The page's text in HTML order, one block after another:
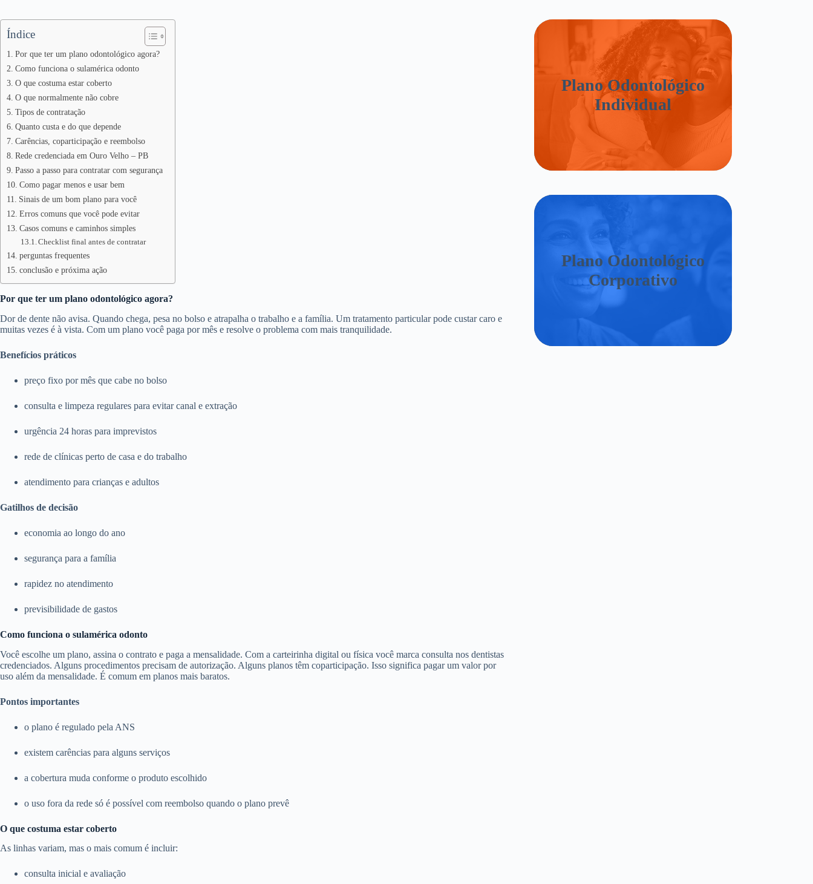
Índice
Por que ter um plano odontológico agora?
Como funciona o sulamérica odonto
O que costuma estar coberto
O que normalmente não cobre
Tipos de contratação
Quanto custa e do que depende
Carências, coparticipação e reembolso
Rede credenciada em Ouro Velho – PB
Passo a passo para contratar com segurança
Como pagar menos e usar bem
Sinais de um bom plano para você
Erros comuns que você pode evitar
Casos comuns e caminhos simples
Checklist final antes de contratar
perguntas frequentes
conclusão e próxima ação
Por que ter um plano odontológico agora?
Dor de dente não avisa. Quando chega, pesa no bolso e atrapalha o trabalho e a família. Um tratamento particular pode custar caro e
muitas vezes é à vista. Com um plano você paga por mês e resolve o problema com mais tranquilidade.
Benefícios práticos
preço fixo por mês que cabe no bolso
consulta e limpeza regulares para evitar canal e extração
urgência 24 horas para imprevistos
rede de clínicas perto de casa e do trabalho
atendimento para crianças e adultos
Gatilhos de decisão
economia ao longo do ano
segurança para a família
rapidez no atendimento
previsibilidade de gastos
Como funciona o sulamérica odonto
Você escolhe um plano, assina o contrato e paga a mensalidade. Com a carteirinha digital ou física você marca consulta nos dentistas
credenciados. Alguns procedimentos precisam de autorização. Alguns planos têm coparticipação. Isso significa pagar um valor por
uso além da mensalidade. É comum em planos mais baratos.
Pontos importantes
o plano é regulado pela ANS
existem carências para alguns serviços
a cobertura muda conforme o produto escolhido
o uso fora da rede só é possível com reembolso quando o plano prevê
O que costuma estar coberto
As linhas variam, mas o mais comum é incluir:
consulta inicial e avaliação
Plano Odontológico
Individual
Plano Odontológico
Corporativo